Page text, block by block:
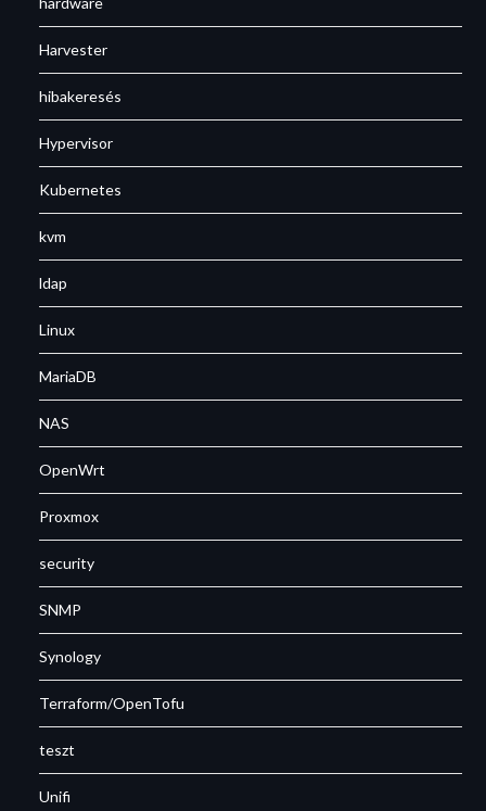
Harvester
hibakeresés
Hypervisor
Kubernetes
kvm
ldap
Linux
MariaDB
NAS
OpenWrt
Proxmox
security
SNMP
Synology
Terraform/OpenTofu
teszt
Unifi